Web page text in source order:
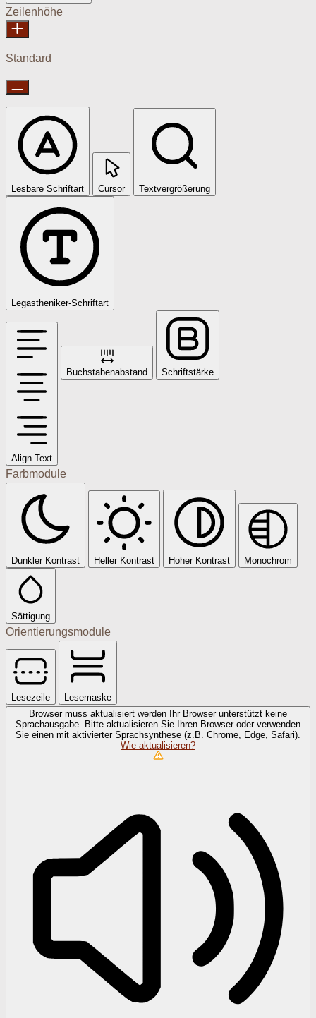
Zeilenhöhe
Standard
Lesbare Schriftart Cursor Textvergrößerung
Legastheniker-Schriftart
Align Text
Buchstabenabstand Schriftstärke
Farbmodule
Dunkler Kontrast Heller Kontrast Hoher Kontrast Monochrom
Sättigung
Orientierungsmodule
Lesezeile
Lesemaske
Browser muss aktualisiert werden
Ihr Browser unterstützt keine
Sprachausgabe. Bitte aktualisieren Sie Ihren Browser oder verwenden
Sie einen mit aktivierter Sprachsynthese (z.B. Chrome, Edge, Safari).
Wie aktualisieren?